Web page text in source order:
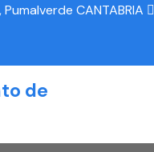
CANTABRIA